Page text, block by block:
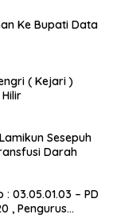
Ke Bupati Data
)
Sesepuh
Darah
, Pengurus